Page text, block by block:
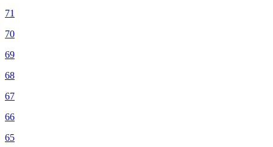
71
70
69
68
67
66
65